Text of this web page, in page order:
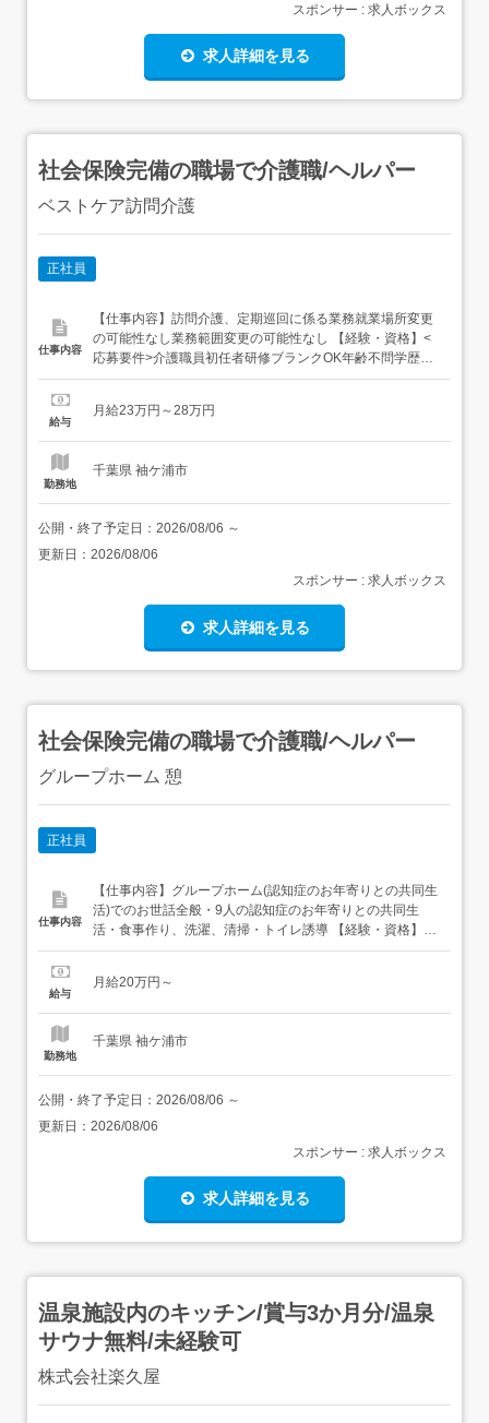
スポンサー : 求人ボックス
求人詳細を見る
社会保険完備の職場で介護職/ヘルパー
ベストケア訪問介護
正社員
仕事内容
【仕事内容】訪問介護、定期巡回に係る業務就業場所変更
の可能性なし業務範囲変更の可能性なし 【経験・資格】<
応募要件>介護職員初任者研修ブランクOK年齢不問学歴不
問未経験可<歓迎要件>介護職員実務者研修あれば尚可介護
給与の備考>基本給:180,000円～210,000円殊遇改善手
給与
月給23万円～28万円
勤務地
千葉県 袖ケ浦市
公開・終了予定日： 2026/08/06 ～
更新日： 2026/08/06
スポンサー : 求人ボックス
求人詳細を見る
社会保険完備の職場で介護職/ヘルパー
グループホーム 憩
正社員
仕事内容
【仕事内容】グループホーム(認知症のお年寄りとの共同生
活)でのお世話全般・9人の認知症のお年寄りとの共同生
活・食事作り、洗濯、清掃・トイレ誘導 【経験・資格】<
応募要件>無資格可普通自動車免許年齢・経験不問<歓迎要
【給与】月給 200,000円 〜 <給与の備考>夜勤手当 3,000
給与
月給20万円～
勤務地
千葉県 袖ケ浦市
公開・終了予定日： 2026/08/06 ～
更新日： 2026/08/06
スポンサー : 求人ボックス
求人詳細を見る
温泉施設内のキッチン/賞与3か月分/温泉
サウナ無料/未経験可
株式会社楽久屋